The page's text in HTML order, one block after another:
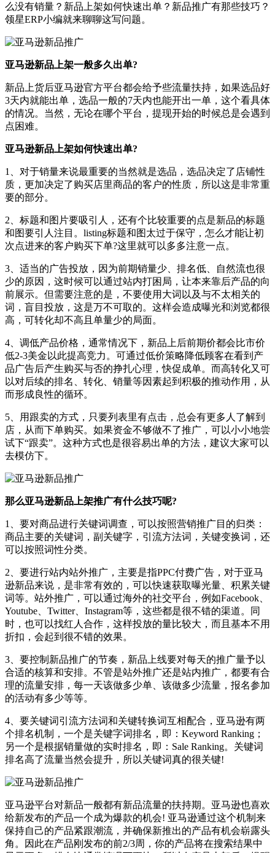
么没有销量？新品上架如何快速出单？新品推广有那些技巧？
领星ERP小编就来聊聊这写问题。
亚马逊新品上架一般多久出单?
新品上货后亚马逊官方平台都会给予些流量扶持，如果选品好
3天内就能出单，选品一般的7天内也能开出一单，这个看具体
的情况。当然，无论在哪个平台，提现开始的时候总是会遇到
点困难。
亚马逊新品上架如何快速出单?
1、对于销量来说最重要的当然就是选品，选品决定了店铺性
质，更加决定了购买店里商品的客户的性质，所以这是非常重
要的部分。
2、标题和图片要吸引人，还有个比较重要的点是新品的标题
和图要引人注目。listing标题和图太过于保守，怎么才能让初
次点进来的客户购买下单?这里就可以多多注意一点。
3、适当的广告投放，因为前期销量少、排名低、自然流也很
少的原因，这时候可以通过站内打困局，让本来靠后产品的向
前展示。但需要注意的是，不要使用大词以及与不太相关的
词，盲目投放，这是万不可取的。这样会造成曝光和浏览都很
高，可转化却不高且单量少的局面。
4、调低产品价格，通常情况下，新品上后前期价都会比市价
低2-3美金以此提高竞力。可通过低价策略降低顾客在看到产
品广告后产生购买与否的挣扎心理，快促成单。而高转化又可
以对后续的排名、转化、销量等因素起到积极的推动作用，从
而形成良性的循环。
5、用跟卖的方式，只要列表里有点击，总会有更多人了解到
店，从而下单购买。如果资金不够做不了推广，可以小小地尝
试下“跟卖”。这种方式也是很容易出单的方法，建议大家可以
去模仿下。
那么亚马逊新品上架推广有什么技巧呢?
1、要对商品进行关键词调查，可以按照营销推广目的归类：
商品主要的关键词，副关键字，引流方法词，关键变换词，还
可以按照词性分类。
2、要进行站内站外推广，主要是指PPC付费广告，对于亚马
逊新品来说，是非常有效的，可以快速获取曝光量、积累关键
词等。站外推广，可以通过海外的社交平台，例如Facebook、
Youtube、Twitter、Instagram等，这些都是很不错的渠道。同
时，也可以找红人合作，这样投放的量比较大，而且基本不用
折扣，会起到很不错的效果。
3、要控制新品推广的节奏，新品上线要对每天的推广量予以
合适的核算和安排。不管是站外推广还是站内推广，都要有合
理的流量安排，每一天该做多少单、该做多少流量，报名参加
的活动有多少等等。
4、要关键词引流方法词和关键转换词互相配合，亚马逊有两
个排名机制，一个是关键字词排名，即：Keyword Ranking；
另一个是根据销量做的实时排名，即：Sale Ranking。关键词
排名高了流量当然会提升，所以关键词真的很关键!
亚马逊平台对新品一般都有新品流量的扶持期。 亚马逊也喜欢
给新发布的产品一个成为爆款的机会! 亚马逊通过这个机制来
保持自己的产品紧跟潮流，并确保新推出的产品有机会崭露头
角。因此在产品刚发布的前2/3周，你的产品将在搜索结果中